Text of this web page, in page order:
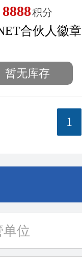
8888积分
合伙人徽章
暂无库存
1
单位